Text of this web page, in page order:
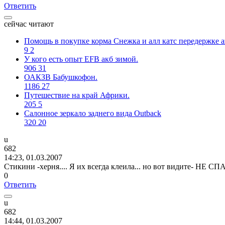
Ответить
сейчас читают
Помощь в покупке корма Снежка и алл катс передержке
9 2
У кого есть опыт EFB акб зимой.
906 31
ОАКЗВ Бабушкофон.
1186 27
Путешествие на край Африки.
205 5
Салонное зеркало заднего вида Outback
320 20
u
682
14:23, 01.03.2007
Стикини -херня.... Я их всегда клеила... но вот видите- НЕ
0
Ответить
u
682
14:44, 01.03.2007